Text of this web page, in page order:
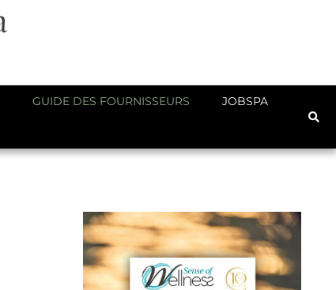
GUIDE DES FOURNISSEURS JOBSPA